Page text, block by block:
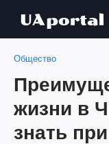
Общество
жизни в
знать